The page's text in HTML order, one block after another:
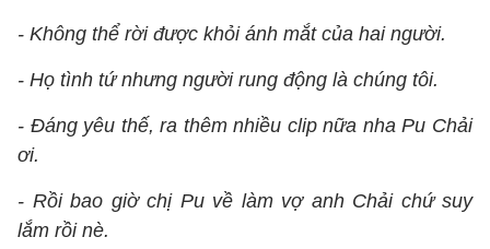
- Không thể rời được khỏi ánh mắt của hai người.
- Họ tình tứ nhưng người rung động là chúng tôi.
- Đáng yêu thế, ra thêm nhiều clip nữa nha Pu Chải
ơi.
- Rồi bao giờ chị Pu về làm vợ anh Chải chứ suy
lắm rồi nè.